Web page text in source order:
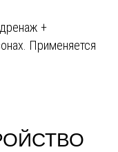
+
Применяется